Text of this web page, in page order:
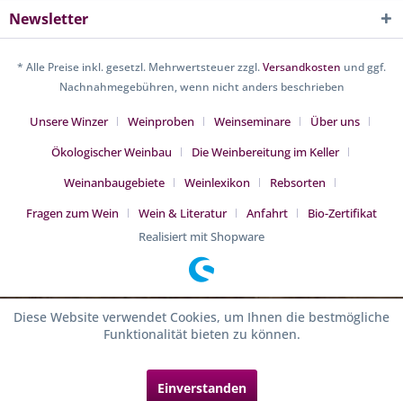
Newsletter
* Alle Preise inkl. gesetzl. Mehrwertsteuer zzgl.Versandkosten und ggf.
Nachnahmegebühren, wenn nicht anders beschrieben
Unsere Winzer Weinproben Weinseminare
Über uns
Ökologischer Weinbau
Die Weinbereitung im Keller
Weinanbaugebiete
Weinlexikon
Rebsorten
Fragen zum Wein
Wein & Literatur Anfahrt
Bio-Zertifikat
Realisiert mit Shopware
Diese Website verwendet Cookies, um Ihnen die bestmögliche
Funktionalität bieten zu können.
Einverstanden